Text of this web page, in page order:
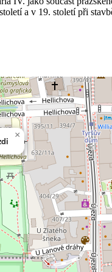
a v 19. století při
×